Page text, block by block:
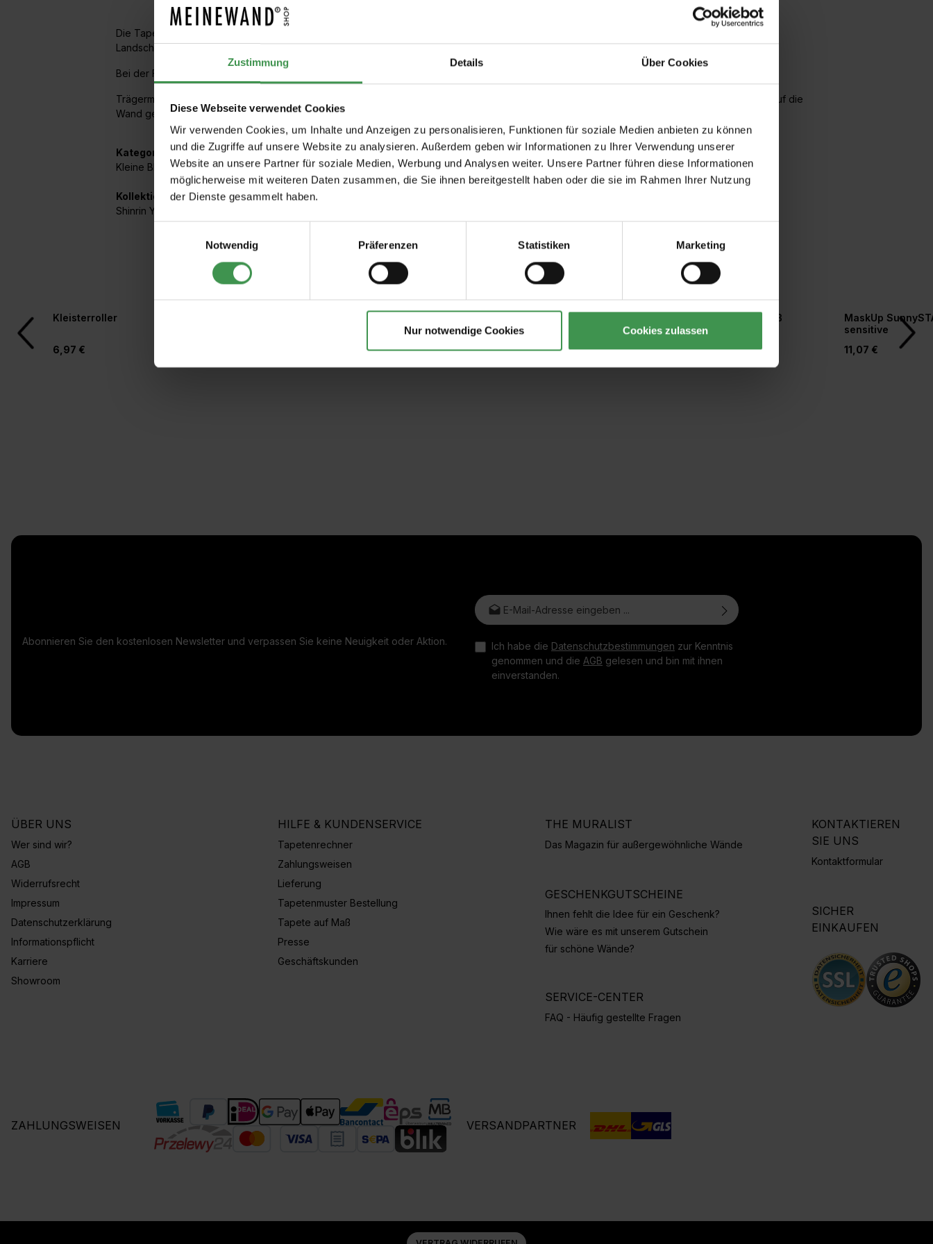
Zustimmung Details Über Cookies
Diese Webseite verwendet Cookies
Wir verwenden Cookies, um Inhalte und Anzeigen zu personalisieren, Funktionen für soziale Medien anbieten zu können
und die Zugriffe auf unsere Website zu analysieren. Außerdem geben wir Informationen zu Ihrer Verwendung unserer
Website an unsere Partner für soziale Medien, Werbung und Analysen weiter. Unsere Partner führen diese Informationen
möglicherweise mit weiteren Daten zusammen, die Sie ihnen bereitgestellt haben oder die sie im Rahmen Ihrer Nutzung
der Dienste gesammelt haben.
Notwendig
Präferenzen Statistiken Marketing
Nur notwendige Cookies Cookies zulassen
Die Tapete ist von historischen Kimonos und traditioneller japanischer Malerei aus dem 17. Jahrhundert inspiriert. Das Muster zeigt eine elegante
Landschaft aus japanischen Wildblumen. Sie wird zum Schmuckstück des Raums.
Bei der Farbgebung 14919.1 wird das Muster auf ein
Trägermaterial ist ein hochwertiges Vlies. Dies macht die Anbringung sehr einfach. Die Wand wird eingekleistert und die Bahnen werden direkt auf die
Wand geklebt.
Kategorien:
Kleine Blüten,Kompositionen,Strauß,Floral asiatisch
Kollektionen mit diesem Artikel:
Shinrin Yoku
Empfohlenes Zubehör
Produktgalerie überspringen
Kleisterroller
6,97 €
19,00 €
geriffelte Tonnenform
1,57 €
Tapetengrund weiß
20,77 €
MaskUp
sensitive
11,07 €
Abonnieren Sie den kostenlosen Newsletter und verpassen Sie keine Neuigkeit oder Aktion.
E-Mail-Adresse*
Ich habe die Datenschutzbestimmungen zur Kenntnis
genommen und die AGB gelesen und bin mit ihnen
einverstanden.
ÜBER UNS
Wer sind wir?
AGB
Widerrufsrecht
Impressum
Datenschutzerklärung
Informationspflicht
Karriere
Showroom
HILFE & KUNDENSERVICE
Tapetenrechner
Zahlungsweisen
Lieferung
Tapetenmuster Bestellung
Tapete auf Maß
Presse
Geschäftskunden
THE MURALIST
Das Magazin für außergewöhnliche Wände
GESCHENKGUTSCHEINE
Ihnen fehlt die Idee für ein Geschenk?
Wie wäre es mit unserem Gutschein
für schöne Wände?
SERVICE-CENTER
FAQ - Häufig gestellte Fragen
KONTAKTIEREN
SIE UNS
Kontaktformular
SICHER
EINKAUFEN
ZAHLUNGSWEISEN VERSANDPARTNER